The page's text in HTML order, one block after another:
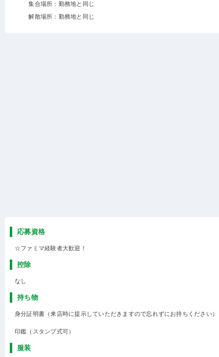
集合場所：勤務地と同じ
解散場所：勤務地と同じ
応募資格
☆ファミマ経験者大歓迎！
控除
なし
持ち物
身分証明書（来店時に提示していただきますので忘れずにお持ちください）
印鑑（スタンプ式可）
服装